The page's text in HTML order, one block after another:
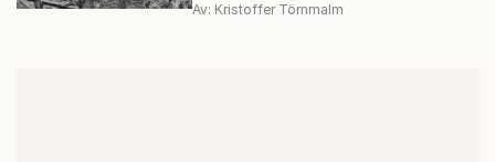
Av: Kristoffer Törnmalm